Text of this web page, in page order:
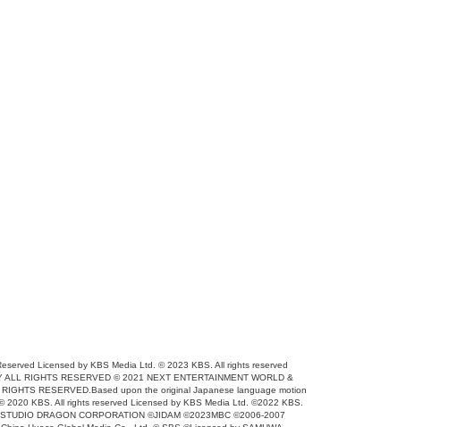
Licensed by KBS Media Ltd. © 2023 KBS. All rights reserved
RIGHTS RESERVED © 2021 NEXT ENTERTAINMENT WORLD &
RESERVED.Based upon the original Japanese language motion
KBS. All rights reserved Licensed by KBS Media Ltd. ©2022 KBS.
DRAGON CORPORATION ©JIDAM ©2023MBC ©2006-2007